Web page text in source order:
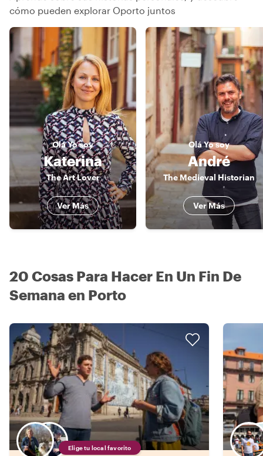
cómo pueden explorar Oporto juntos
OláYo soy
Katerina
The Art Lover
Ver Más
OláYo soy
André
The Medieval Historian
Ver Más
20 Cosas Para Hacer En Un Fin De
Semana en Porto
Elige tu local favorito